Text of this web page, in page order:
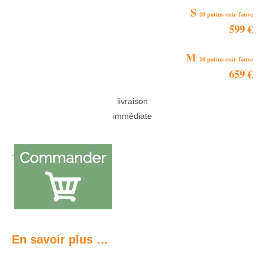
S 10 patins cuir fauve
599 €
M 10 patins cuir fauve
659 €
livraison
immédiate
En savoir plus …